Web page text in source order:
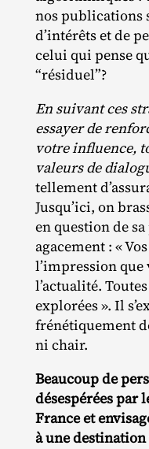
nos publications
d’intérêts et de
celui qui pense
“résiduel”?
En suivant ces
essayer de
votre influence,
valeurs de
tellement
Jusqu’ici, on
en question de
agacement : «
l’impression que
l’actualité.
explorées ». Il
frénétiquement
ni chair.
Beaucoup de
désespérées par
France et
à une destination